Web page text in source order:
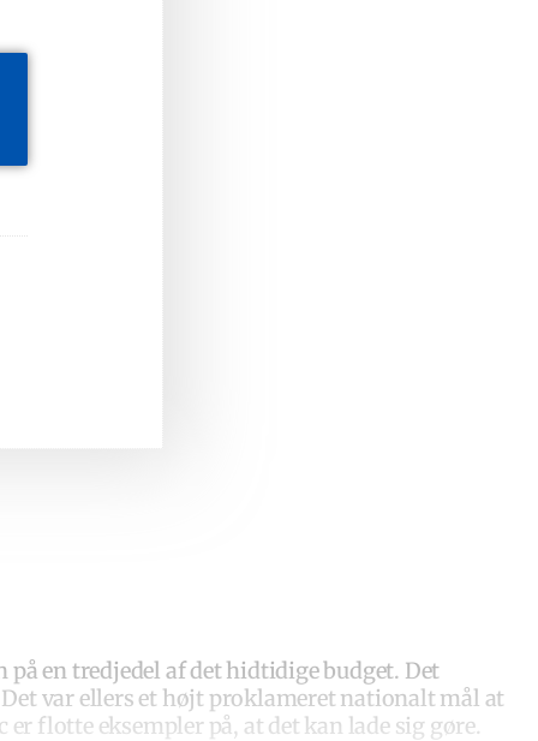
på en tredjedel af det hidtidige budget. Det
var ellers et højt proklameret nationalt mål at
flotte eksempler på, at det kan lade sig gøre.